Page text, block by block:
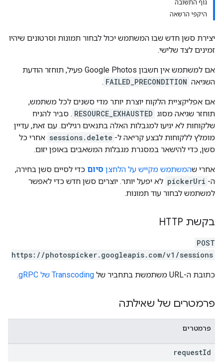
גוף התשובה
היקפי הרשאה
יצירת סשן חדש שבו המשתמש יכול לבחור תמונות וסרטונים שיהיו
זמינים לצד שלישי.
אם למשתמש אין חשבון Google Photos פעיל, תוחזר הודעת
השגיאה FAILED_PRECONDITION
.
אם אפליקציית הלקוח יוצרת יותר מדי סשנים לכל משתמש,
תוחזר שגיאה מסוג RESOURCE_EXHAUSTED . סביר להניח
שלקוחות לא יגיעו למגבלות האלה בתנאים רגילים. עם זאת, עדיין
מומלץ ללקוחות לבצע קריאה ל- sessions.delete אחרי כל
סשן, כדי להישאר במסגרת מגבלות המשאבים באופן יזום.
אחרי שהמשתמש מקייש על הלחצן סיום כדי לסיים סשן בחירה,
ה- pickerUri לא יפעל יותר. יוצרים סשן חדש כדי לאפשר
למשתמש לבחור עוד תמונות.
בקשת HTTP
POST
https://photospicker.googleapis.com/v1/sessions
כתובת ה-URL משתמשת בתחביר של Transcoding של gRPC .
פרמטרים של שאילתה
פרמטרים
requestId